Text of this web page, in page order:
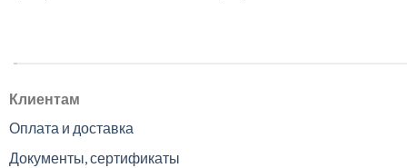
Клиентам
Оплата и доставка
Документы, сертификаты